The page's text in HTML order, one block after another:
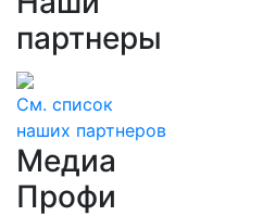
партнеры
См. список
наших партнеров
Медиа
Профи